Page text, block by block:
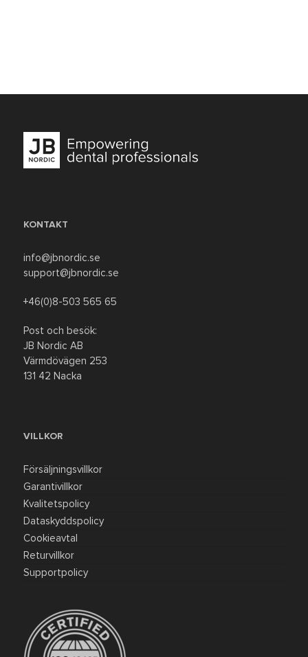
KONTAKT
info@jbnordic.se
support@jbnordic.se
+46(0)8-503 565 65
Post och besök:
JB Nordic AB
Värmdövägen 253
131 42 Nacka
VILLKOR
Försäljningsvillkor
Garantivillkor
Kvalitetspolicy
Dataskyddspolicy
Cookieavtal
Returvillkor
Supportpolicy